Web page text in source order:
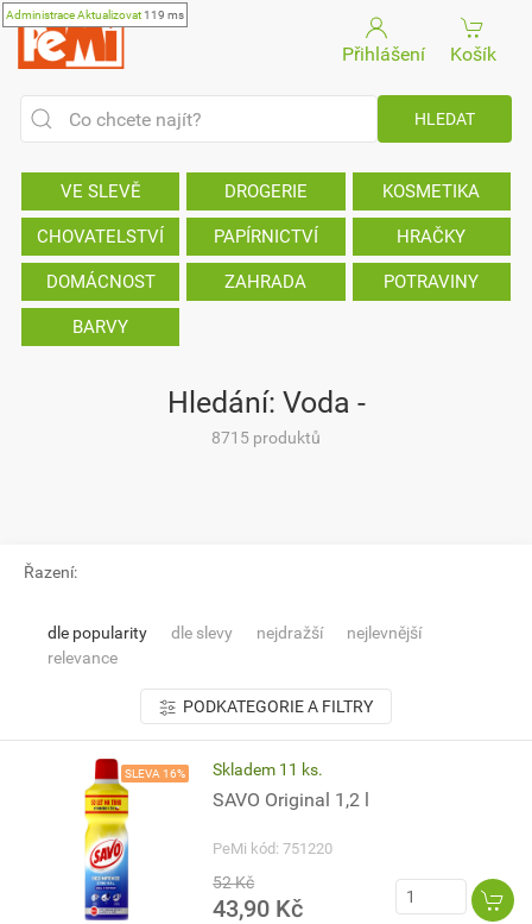
AdministraceAktualizovat119 ms
Přihlášení Košík
VE SLEVĚ DROGERIE KOSMETIKA
CHOVATELSTVÍ PAPÍRNICTVÍ HRAČKY
DOMÁCNOST ZAHRADA POTRAVINY
BARVY
Hledání: Voda -
8715 produktů
Řazení:
dle popularity dle slevy nejdražší
nejlevnější
relevance
PODKATEGORIE A FILTRY
SLEVA 16% Skladem 11 ks.
SAVO Original 1,2 l
PeMi kód: 751220
52 Kč
43,90 Kč